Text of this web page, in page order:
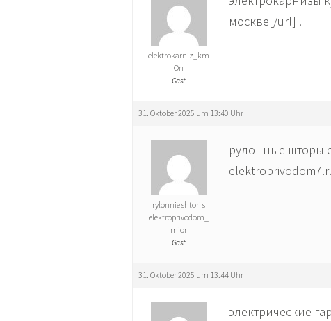
elektrokarniz_km
On
Gast
москве[/url] .
31. Oktober 2025 um 13:40 Uhr
rylonnie shtori s
elektroprivodom_
mior
Gast
рулонные шторы
31. Oktober 2025 um 13:44 Uhr
электрические